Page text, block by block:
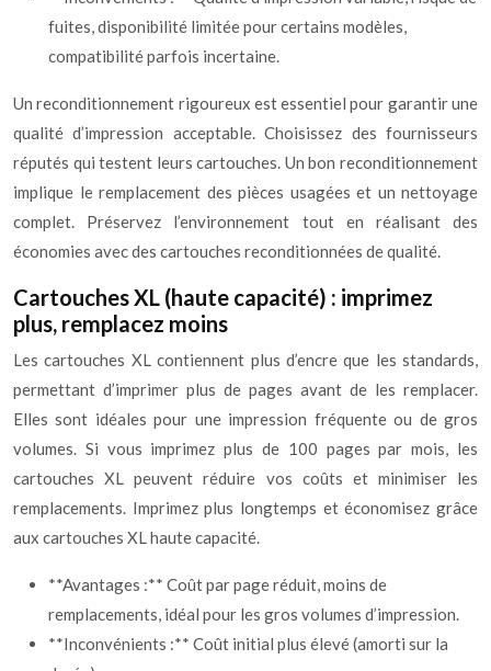
fuites, disponibilité limitée pour certains modèles,
compatibilité parfois incertaine.
Un reconditionnement rigoureux est essentiel pour garantir une
qualité d’impression acceptable. Choisissez des fournisseurs
réputés qui testent leurs cartouches. Un bon reconditionnement
implique le remplacement des pièces usagées et un nettoyage
complet. Préservez l’environnement tout en réalisant des
économies avec des cartouches reconditionnées de qualité.
Cartouches XL (haute capacité) : imprimez
plus, remplacez moins
Les cartouches XL contiennent plus d’encre que les standards,
permettant d’imprimer plus de pages avant de les remplacer.
Elles sont idéales pour une impression fréquente ou de gros
volumes. Si vous imprimez plus de 100 pages par mois, les
cartouches XL peuvent réduire vos coûts et minimiser les
remplacements. Imprimez plus longtemps et économisez grâce
aux cartouches XL haute capacité.
**Avantages :** Coût par page réduit, moins de
remplacements, idéal pour les gros volumes d’impression.
**Inconvénients :** Coût initial plus élevé (amorti sur la